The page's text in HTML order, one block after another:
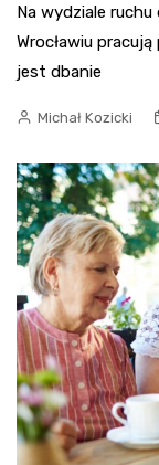
Na wydziale
Wrocławiu
jest dbanie
Michał Kozicki